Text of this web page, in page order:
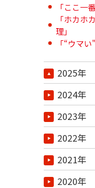
「ここ一
「ホカホ
理」
「“ウマ
2025年
2024年
2023年
2022年
2021年
2020年